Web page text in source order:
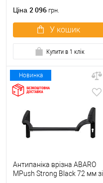
Ціна 2 096 грн.
У кошик
Купити в 1 клік
Новинка
Антипаніка врізна ABARO
МPush Strong Black 72 мм зі